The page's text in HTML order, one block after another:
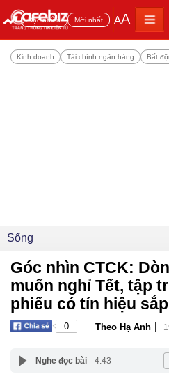
Đọc nhiều Mới nhất AA
Kinh doanh Tài chính ngân hàng Bất
Sống
Góc nhìn CTCK:
muốn nghỉ Tết, tập
phiếu có tín hiệu
0 | Theo Hạ Anh |
Nghe đọc bài 4:43